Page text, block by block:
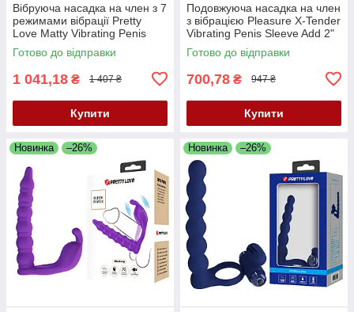
Вібруюча насадка на член з 7
режимами вібрації Pretty
Love Matty Vibrating Penis
Sleeve
Готово до відправки
1 041,18 ₴ 1 407 ₴
Купити
Подовжуюча насадка на член
з вібрацією Pleasure X-Tender
Vibrating Penis Sleeve Add 2"
Flesh
Готово до відправки
700,78 ₴ 947 ₴
Купити
Новинка –26% Новинка –26%